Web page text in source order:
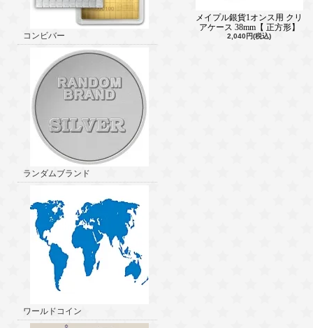
コンビバー
ランダムブランド
ワールドコイン
メイプル銀貨1オンス用 クリ
アケース 38mm【 正方形】
2,040円(税込)